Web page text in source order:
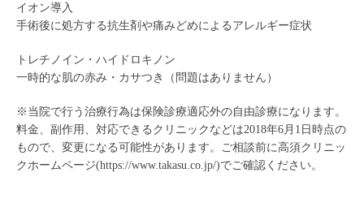
イオン導入
手術後に処方する抗生剤や痛みどめによるアレルギー症状
トレチノイン・ハイドロキノン
一時的な肌の赤み・カサつき（問題はありません）
※当院で行う治療行為は保険診療適応外の自由診療になります。
料金、副作用、対応できるクリニックなどは2018年6月1日時点の
もので、変更になる可能性があります。ご相談前に高須クリニッ
クホームページ(https://www.takasu.co.jp/)でご確認ください。